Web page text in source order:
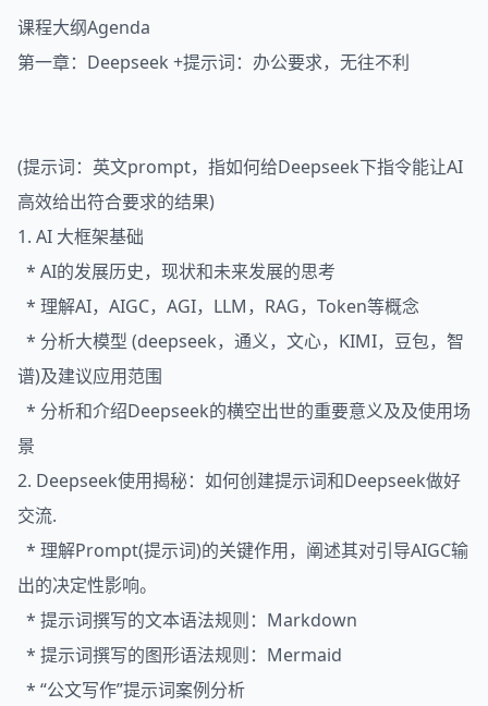
课程大纲Agenda
第一章：Deepseek +提示词：办公要求，无往不利
(提示词：英文prompt，指如何给Deepseek下指令能让AI
高效给出符合要求的结果)
1. AI 大框架基础
* AI的发展历史，现状和未来发展的思考
* 理解AI，AIGC，AGI，LLM，RAG，Token等概念
* 分析大模型 (deepseek，通义，文心，KIMI，豆包，智
谱)及建议应用范围
* 分析和介绍Deepseek的横空出世的重要意义及及使用场
景
2. Deepseek使用揭秘：如何创建提示词和Deepseek做好
交流.
* 理解Prompt(提示词)的关键作用，阐述其对引导AIGC输
出的决定性影响。
* 提示词撰写的文本语法规则：Markdown
* 提示词撰写的图形语法规则：Mermaid
* “公文写作”提示词案例分析